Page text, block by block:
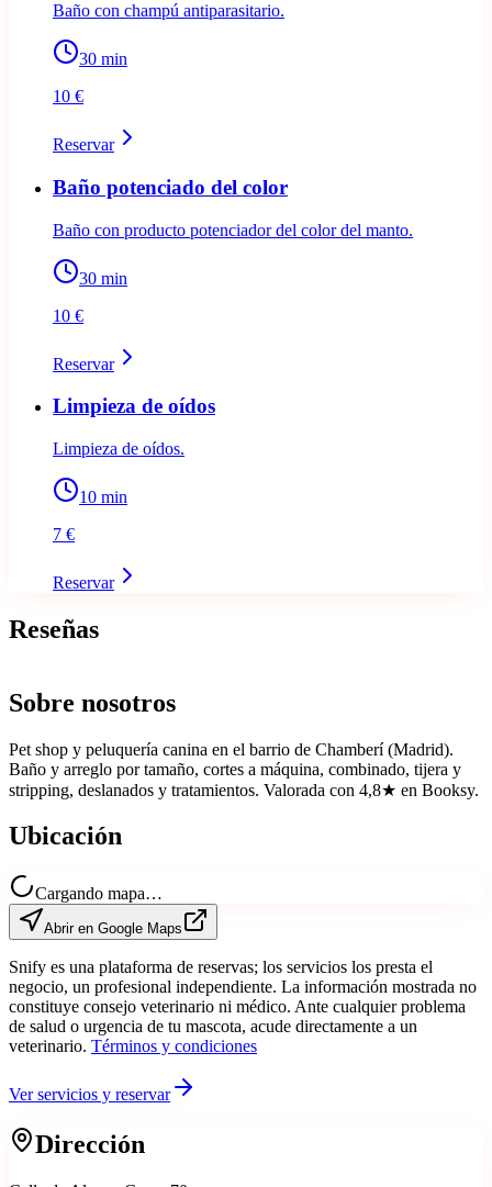
Baño con champú antiparasitario.
30 min
10 €
Reservar
Baño potenciado del color
Baño con producto potenciador del color del manto.
30 min
10 €
Reservar
Limpieza de oídos
Limpieza de oídos.
10 min
7 €
Reservar
Reseñas
Sobre nosotros
Pet shop y peluquería canina en el barrio de Chamberí (Madrid).
Baño y arreglo por tamaño, cortes a máquina, combinado, tijera y
stripping, deslanados y tratamientos. Valorada con 4,8★ en Booksy.
Ubicación
Cargando mapa…
Abrir en Google Maps
Snify es una plataforma de reservas; los servicios los presta el
negocio, un profesional independiente. La información mostrada no
constituye consejo veterinario ni médico. Ante cualquier problema
de salud o urgencia de tu mascota, acude directamente a un
veterinario. Términos y condiciones
Ver servicios y reservar
Dirección